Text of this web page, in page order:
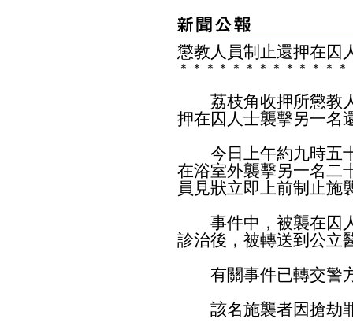
懲教人員制止還押在囚
＊ ＊ ＊ ＊ ＊ ＊ ＊ ＊ ＊ ＊ ＊ ＊ ＊
荔枝角收押所懲教人
押在囚人士襲擊另一名
今日上午約九時五十
在浴室外襲擊另一名二
員見狀立即上前制止施
事件中，被襲在囚人
診治後，被轉送到公立
有關事件已轉交警
該名施襲者因搶劫